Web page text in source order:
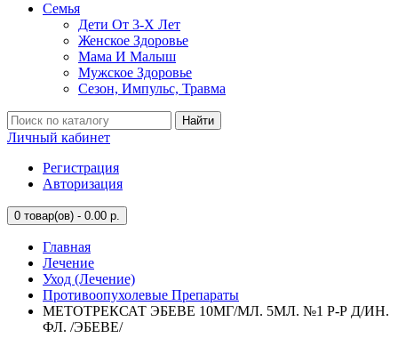
Семья
Дети От 3-Х Лет
Женское Здоровье
Мама И Малыш
Мужское Здоровье
Сезон, Импульс, Травма
Найти
Личный кабинет
Регистрация
Авторизация
0 товар(ов) - 0.00 р.
Главная
Лечение
Уход (Лечение)
Противоопухолевые Препараты
МЕТОТРЕКСАТ ЭБЕВЕ 10МГ/МЛ. 5МЛ. №1 Р-Р Д/ИН.
ФЛ. /ЭБЕВЕ/